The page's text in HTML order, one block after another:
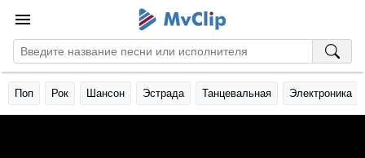
Поп Рок Шансон Эстрада Танцевальная Электроника